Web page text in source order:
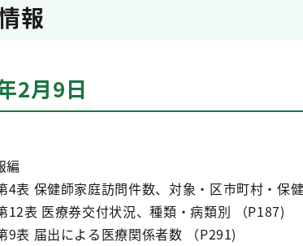
報
2月9日
編
4表 保健師家庭訪問件数、対象・区市町村・保
12表 医療券交付状況、種類・病類別 （P187)
9表 届出による医療関係者数 （P291)